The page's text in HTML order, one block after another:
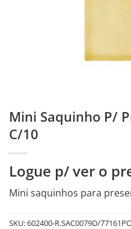
Mini Saquinho P/
C/10
Logue p/ ver o
Mini saquinhos para
SKU:602400-R.SAC0079D/